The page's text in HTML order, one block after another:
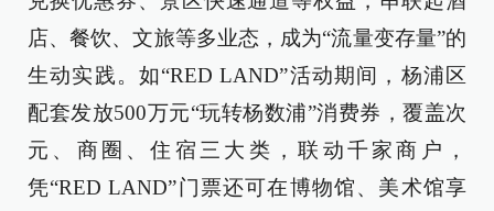
店、餐饮、文旅等多业态，成为“流量变存量”的
生动实践。如“RED LAND”活动期间，杨浦区
配套发放500万元“玩转杨数浦”消费券，覆盖次
元、商圈、住宿三大类，联动千家商户，
凭“RED LAND”门票还可在博物馆、美术馆享